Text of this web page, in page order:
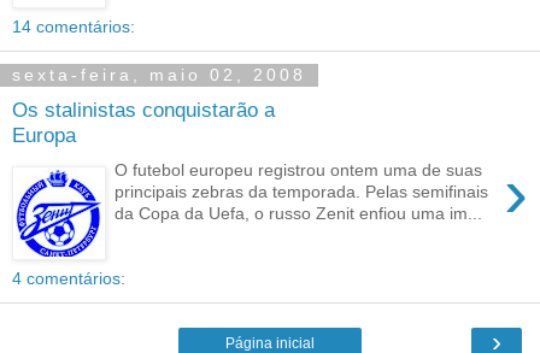
14 comentários:
sexta-feira, maio 02, 2008
Os stalinistas conquistarão a
Europa
›
O futebol europeu registrou ontem uma de suas
principais zebras da temporada. Pelas semifinais
da Copa da Uefa, o russo Zenit enfiou uma im...
4 comentários:
›
Página inicial